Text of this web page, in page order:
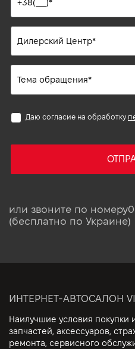
Даю согласие на обработку
или звоните по номеру
(бесплатно по Украине)
ИНТЕРНЕТ-АВТОСАЛОН
Наилучшие условия покупки
запчастей, аксессуаров,
ремонта, сервисного